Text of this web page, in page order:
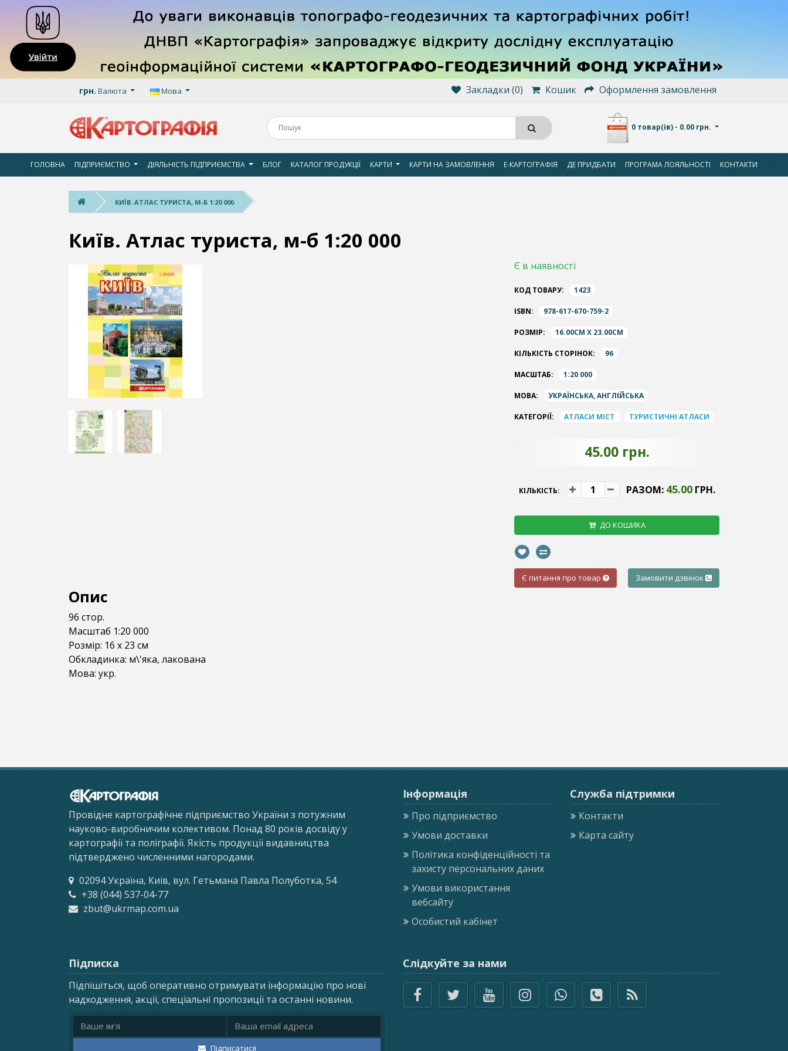
грн. Валюта Мова Закладки (0) Кошик Оформлення замовлення
0 товар(ів) - 0.00 грн.
ГОЛОВНА ПІДПРИЄМСТВО ДІЯЛЬНІСТЬ ПІДПРИЄМСТВА БЛОГ КАТАЛОГ ПРОДУКЦІЇ КАРТИ КАРТИ НА ЗАМОВЛЕННЯ Е-КАРТОГРАФІЯ ДЕ ПРИДБАТИ ПРОГРАМА ЛОЯЛЬНОСТІ КОНТАКТИ
КИЇВ. АТЛАС ТУРИСТА, М-Б 1:20 000
Київ. Атлас туриста, м-б 1:20 000
Є в наявності
КОД ТОВАРУ: 1423
ISBN: 978-617-670-759-2
РОЗМІР: 16.00CM X 23.00CM
КІЛЬКІСТЬ СТОРІНОК: 96
МАСШТАБ: 1:20 000
МОВА: УКРАЇНСЬКА, АНГЛІЙСЬКА
КАТЕГОРІЇ: АТЛАСИ МІСТ ТУРИСТИЧНІ АТЛАСИ
45.00 грн.
КІЛЬКІСТЬ: РАЗОМ: 45.00ГРН.
ДО КОШИКА
Є питання про товар Замовити дзвінок
Опис
96 стор.
Масштаб 1:20 000
Розмір: 16 x 23 см
Обкладинка: м\'яка, лакована
Мова: укр.
Провідне картографічне підприємство України з потужним
науково-виробничим колективом. Понад 80 років досвіду у
картографії та поліграфії. Якість продукції видавництва
підтверджено численними нагородами.
02094 Україна, Київ, вул. Гетьмана Павла Полуботка, 54
+38 (044) 537-04-77
zbut@ukrmap.com.ua
Інформація
Про підприємство
Умови доставки
Політика конфіденційності та
захисту персональних даних
Умови використання
вебсайту
Особистий кабінет
Служба підтримки
Контакти
Карта сайту
Підписка
Підпішіться, щоб оперативно отримувати інформацію про нові
надходження, акції, спеціальні пропозиції та останні новини.
Ім'я Email адреса
Підписатися
Слідкуйте за нами